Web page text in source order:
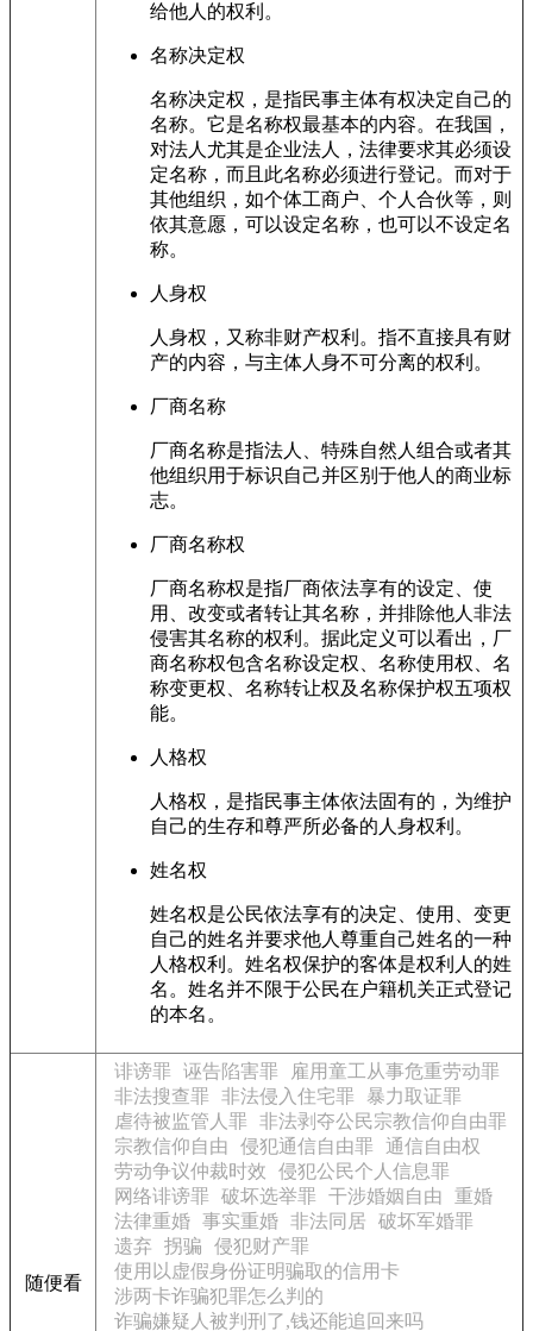
给他人的权利。
名称决定权
名称决定权，是指民事主体有权决定自己的
名称。它是名称权最基本的内容。在我国，
对法人尤其是企业法人，法律要求其必须设
定名称，而且此名称必须进行登记。而对于
其他组织，如个体工商户、个人合伙等，则
依其意愿，可以设定名称，也可以不设定名
称。
人身权
人身权，又称非财产权利。指不直接具有财
产的内容，与主体人身不可分离的权利。
厂商名称
厂商名称是指法人、特殊自然人组合或者其
他组织用于标识自己并区别于他人的商业标
志。
厂商名称权
厂商名称权是指厂商依法享有的设定、使
用、改变或者转让其名称，并排除他人非法
侵害其名称的权利。据此定义可以看出，厂
商名称权包含名称设定权、名称使用权、名
称变更权、名称转让权及名称保护权五项权
能。
人格权
人格权，是指民事主体依法固有的，为维护
自己的生存和尊严所必备的人身权利。
姓名权
姓名权是公民依法享有的决定、使用、变更
自己的姓名并要求他人尊重自己姓名的一种
人格权利。姓名权保护的客体是权利人的姓
名。姓名并不限于公民在户籍机关正式登记
的本名。
随便看
诽谤罪 诬告陷害罪
雇用童工从事危重劳动罪
非法搜查罪
非法侵入住宅罪
暴力取证罪
虐待被监管人罪
非法剥夺公民宗教信仰自由罪
宗教信仰自由
侵犯通信自由罪
通信自由权
劳动争议仲裁时效
侵犯公民个人信息罪
网络诽谤罪
破坏选举罪 干涉婚姻自由
重婚
法律重婚 事实重婚 非法同居
破坏军婚罪
遗弃
拐骗
侵犯财产罪
使用以虚假身份证明骗取的信用卡
涉两卡诈骗犯罪怎么判的
诈骗嫌疑人被判刑了,钱还能追回来吗